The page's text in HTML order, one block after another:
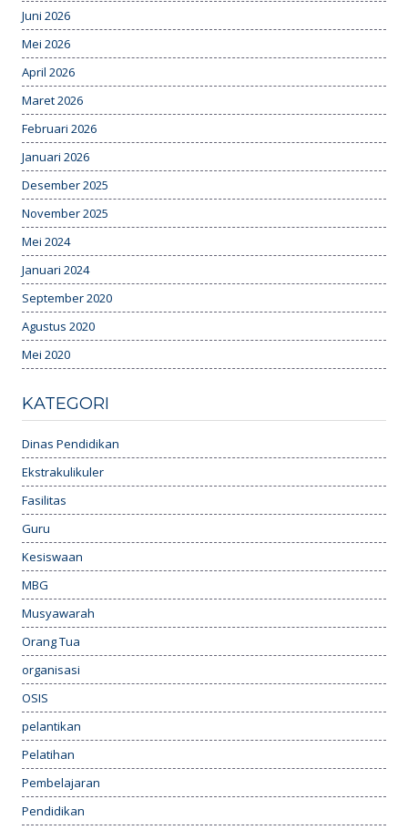
Juni 2026
Mei 2026
April 2026
Maret 2026
Februari 2026
Januari 2026
Desember 2025
November 2025
Mei 2024
Januari 2024
September 2020
Agustus 2020
Mei 2020
KATEGORI
Dinas Pendidikan
Ekstrakulikuler
Fasilitas
Guru
Kesiswaan
MBG
Musyawarah
Orang Tua
organisasi
OSIS
pelantikan
Pelatihan
Pembelajaran
Pendidikan